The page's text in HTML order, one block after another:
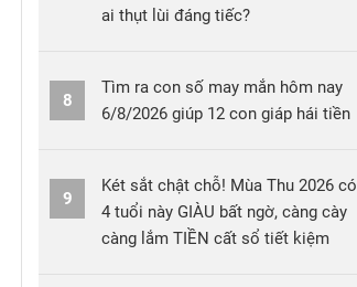
ai thụt lùi đáng tiếc?
8
Tìm ra con số may mắn hôm nay
6/8/2026 giúp 12 con giáp hái tiền
9
Két sắt chật chỗ! Mùa Thu 2026 có
4 tuổi này GIÀU bất ngờ, càng cày
càng lắm TIỀN cất sổ tiết kiệm